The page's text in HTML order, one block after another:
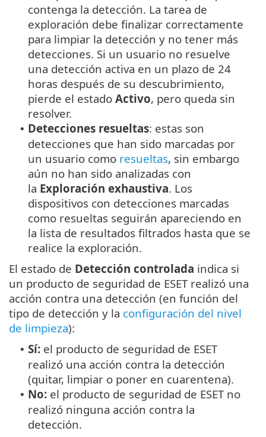
contenga la detección. La tarea de
exploración debe finalizar correctamente
para limpiar la detección y no tener más
detecciones. Si un usuario no resuelve
una detección activa en un plazo de 24
horas después de su descubrimiento,
pierde el estado Activo, pero queda sin
resolver.
• Detecciones resueltas: estas son
detecciones que han sido marcadas por
un usuario como resueltas, sin embargo
aún no han sido analizadas con
la Exploración exhaustiva. Los
dispositivos con detecciones marcadas
como resueltas seguirán apareciendo en
la lista de resultados filtrados hasta que se
realice la exploración.
El estado de Detección controlada indica si
un producto de seguridad de ESET realizó una
acción contra una detección (en función del
tipo de detección y la configuración del nivel
de limpieza):
• Sí: el producto de seguridad de ESET
realizó una acción contra la detección
(quitar, limpiar o poner en cuarentena).
• No: el producto de seguridad de ESET no
realizó ninguna acción contra la
detección.